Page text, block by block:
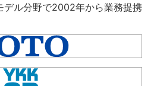
デル分野で2002年から業務提携